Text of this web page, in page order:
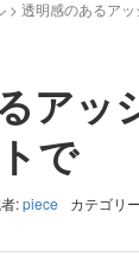
> 透明感のあるア
アッ
で
:piece カテゴリ